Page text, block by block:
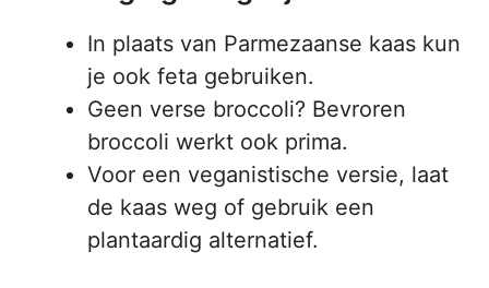
In plaats van Parmezaanse kaas kun
je ook feta gebruiken.
Geen verse broccoli? Bevroren
broccoli werkt ook prima.
Voor een veganistische versie, laat
de kaas weg of gebruik een
plantaardig alternatief.